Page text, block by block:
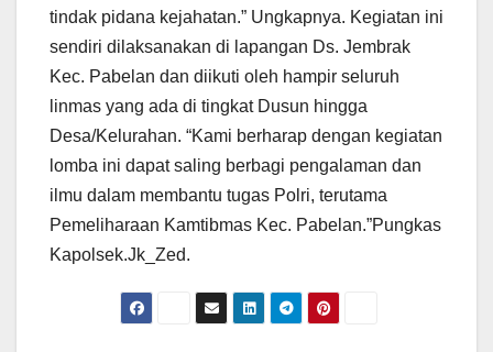
tindak pidana kejahatan.” Ungkapnya. Kegiatan ini
sendiri dilaksanakan di lapangan Ds. Jembrak
Kec. Pabelan dan diikuti oleh hampir seluruh
linmas yang ada di tingkat Dusun hingga
Desa/Kelurahan. “Kami berharap dengan kegiatan
lomba ini dapat saling berbagi pengalaman dan
ilmu dalam membantu tugas Polri, terutama
Pemeliharaan Kamtibmas Kec. Pabelan.”Pungkas
Kapolsek.Jk_Zed.